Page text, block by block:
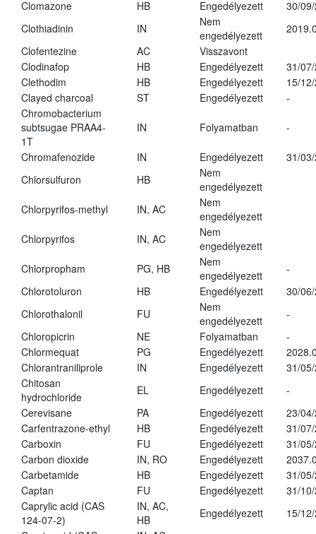
Clomazone HB Engedélyezett
30/
Clothiadinin
IN
Nem
engedélyezett
Clofentezine
AC
Visszavont
Clodinafop
HB Engedélyezett
31/
Clethodim
HB Engedélyezett
15/
Clayed charcoal
ST Engedélyezett
-
Chromobacterium
subtsugae PRAA4-
1T
IN Folyamatban -
Chromafenozide IN Engedélyezett
31/
Chlorsulfuron
HB
Nem
engedélyezett
Chlorpyrifos-methyl
IN, AC
Nem
engedélyezett
Chlorpyrifos
IN, AC
Nem
engedélyezett
Chlorpropham
PG, HB
Nem
engedélyezett
-
Chlorotoluron
HB Engedélyezett
30/
Chlorothalonil
FU
Nem
engedélyezett
-
Chloropicrin
NE Folyamatban
-
Chlormequat
PG Engedélyezett
Chlorantraniliprole
IN Engedélyezett
31/
Chitosan
hydrochloride
EL Engedélyezett
-
Cerevisane
PA Engedélyezett
23/
Carfentrazone-ethyl
HB Engedélyezett
31/
Carboxin
FU Engedélyezett
31/
Carbon dioxide
IN, RO Engedélyezett
Carbetamide
HB Engedélyezett
31/
Captan
FU Engedélyezett
31/
Caprylic acid (CAS
124-07-2)
IN, AC,
HB
Engedélyezett
15/